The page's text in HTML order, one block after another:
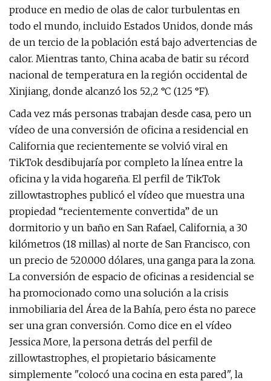
produce en medio de olas de calor turbulentas en
todo el mundo, incluido Estados Unidos, donde más
de un tercio de la población está bajo advertencias de
calor. Mientras tanto, China acaba de batir su récord
nacional de temperatura en la región occidental de
Xinjiang, donde alcanzó los 52,2 °C (125 °F).
Cada vez más personas trabajan desde casa, pero un
vídeo de una conversión de oficina a residencial en
California que recientemente se volvió viral en
TikTok desdibujaría por completo la línea entre la
oficina y la vida hogareña. El perfil de TikTok
zillowtastrophes publicó el vídeo que muestra una
propiedad “recientemente convertida” de un
dormitorio y un baño en San Rafael, California, a 30
kilómetros (18 millas) al norte de San Francisco, con
un precio de 520.000 dólares, una ganga para la zona.
La conversión de espacio de oficinas a residencial se
ha promocionado como una solución a la crisis
inmobiliaria del Área de la Bahía, pero ésta no parece
ser una gran conversión. Como dice en el vídeo
Jessica More, la persona detrás del perfil de
zillowtastrophes, el propietario básicamente
simplemente "colocó una cocina en esta pared", la